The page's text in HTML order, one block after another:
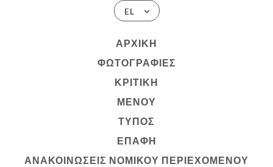
EL
ΑΡΧΙΚΉ
ΦΩΤΟΓΡΑΦΊΕΣ
ΚΡΙΤΙΚΉ
ΜΕΝΟΎ
ΤΎΠΟΣ
ΕΠΑΦΉ
ΑΝΑΚΟΙΝΏΣΕΙΣ ΝΟΜΙΚΟΎ ΠΕΡΙΕΧΟΜΈΝΟΥ